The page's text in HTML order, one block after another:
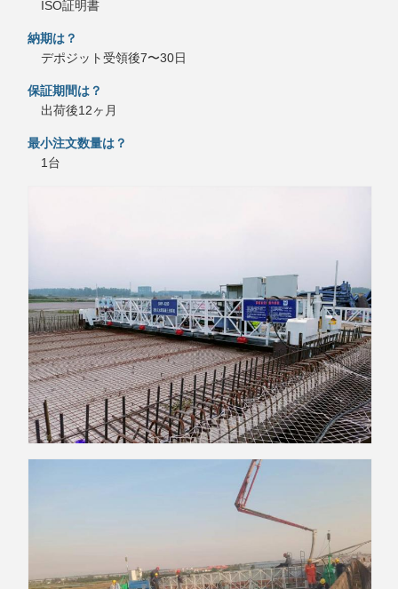
ISO証明書
納期は？
デポジット受領後7〜30日
保証期間は？
出荷後12ヶ月
最小注文数量は？
1台